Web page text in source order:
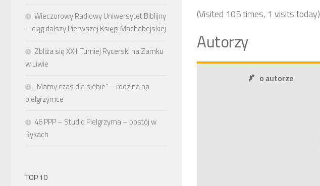
(Visited 105 times, 1 visits today)
Autorzy
o autorze
Wieczorowy Radiowy Uniwersytet Biblijny
– ciąg dalszy Pierwszej Księgi Machabejskiej
Zbliża się XXIII Turniej Rycerski na Zamku
w Liwie
„Mamy czas dla siebie” – rodzina na
pielgrzymce
46 PPP – Studio Pielgrzyma – postój w
Rykach
TOP 10